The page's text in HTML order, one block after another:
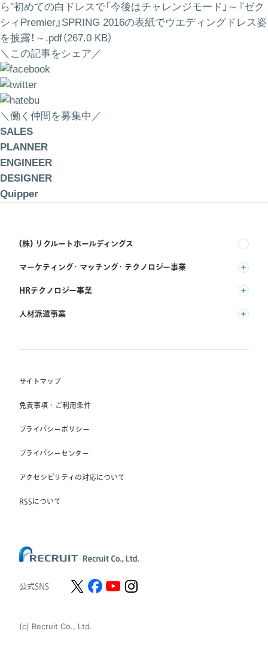
ら"初めての白ドレスで「今後はチャレンジモード」～『ゼク
シィPremier』SPRING 2016の表紙でウエディングドレス姿
を披露！～.pdf（267.0 KB）
＼この記事をシェア／
＼働く仲間を募集中／
SALES
PLANNER
ENGINEER
DESIGNER
Quipper
(株) リクルートホールディングス
マーケティング・マッチング・テクノロジー事業
(株) リクルート
HRテクノロジー事業
(株) インディードリクルートパートナーズ
Indeed, Inc.
人材派遣事業
(株) スタッフサービス・ホールディングス
Unique NV
Staffmark Group, LLC
The CSI Companies, Inc.
(c) Recruit Co., Ltd.
公式SNS
サイトマップ
免責事項・ご利用条件
プライバシーポリシー
プライバシーセンター
アクセシビリティの対応について
RSSについて